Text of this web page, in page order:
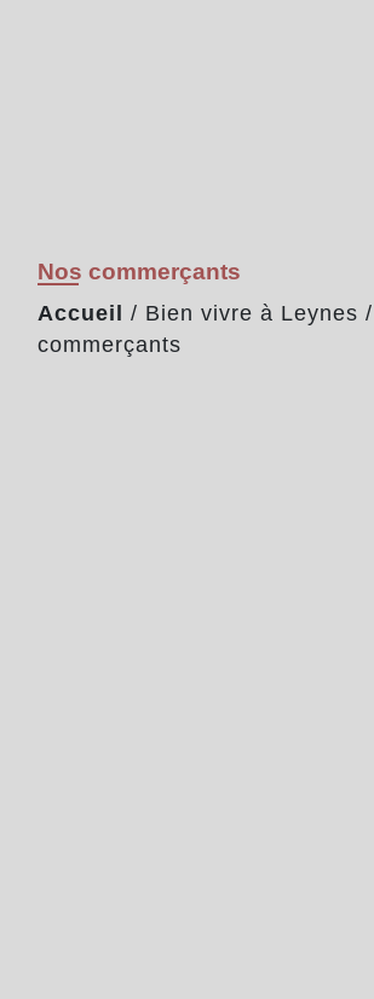
Nos commerçants
Accueil / Bien vivre à Leynes /
commerçants